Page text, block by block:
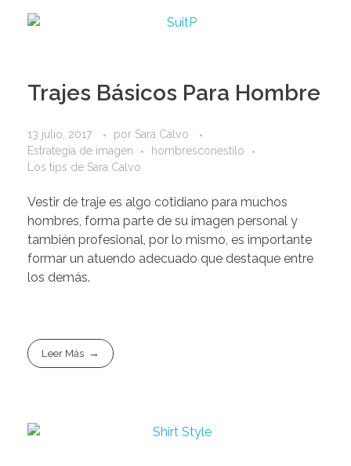
Trajes Básicos Para Hombre
13 julio, 2017 por Sara Calvo
Estrategia de imagen
hombresconestilo
Los tips de Sara Calvo
Vestir de traje es algo cotidiano para muchos
hombres, forma parte de su imagen personal y
también profesional, por lo mismo, es importante
formar un atuendo adecuado que destaque entre
los demás.
Leer Más